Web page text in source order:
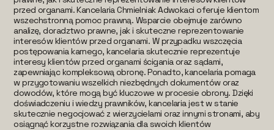
przed organami. Kancelaria Chmielniak Adwokaci oferuje klientom
wszechstronną pomoc prawną. Wsparcie obejmuje zarówno
analizę, doradztwo prawne, jak i skuteczne reprezentowanie
interesów klientów przed organami. W przypadku wszczęcia
postępowania karnego, kancelaria skutecznie reprezentuje
interesy klientów przed organami ścigania oraz sądami,
zapewniając kompleksową obronę. Ponadto, kancelaria pomaga
w przygotowaniu wszelkich niezbędnych dokumentów oraz
dowodów, które mogą być kluczowe w procesie obrony. Dzięki
doświadczeniu i wiedzy prawników, kancelaria jest w stanie
skutecznie negocjować z wierzycielami oraz innymi stronami, aby
osiągnąć korzystne rozwiązania dla swoich klientów